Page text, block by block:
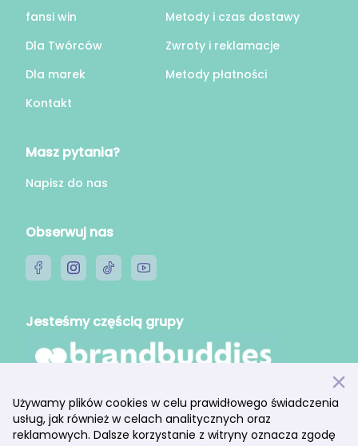
Używamy plików cookies w celu prawidłowego świadczenia
usług, jak również w celach analitycznych oraz
reklamowych. Dalsze korzystanie z witryny oznacza zgodę
Wyświetl produkty (18)
fansi win
Dla Twórców
Dla marek
Kontakt
Metody i czas dostawy
Zwroty i reklamacje
Metody płatności
Masz pytania?
Napisz do nas
Obserwuj nas
Jesteśmy częścią grupy